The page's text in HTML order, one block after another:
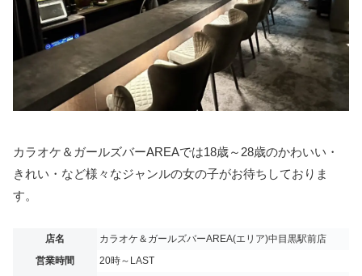
カラオケ＆ガールズバーAREAでは18歳～28歳のかわいい・
きれい・など様々なジャンルの女の子がお待ちしておりま
す。
店名
カラオケ＆ガールズバーAREA(エリア)中目黒駅前店
営業時間
20時～LAST